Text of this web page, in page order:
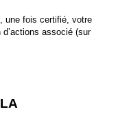
une fois certifié, votre
associé (sur